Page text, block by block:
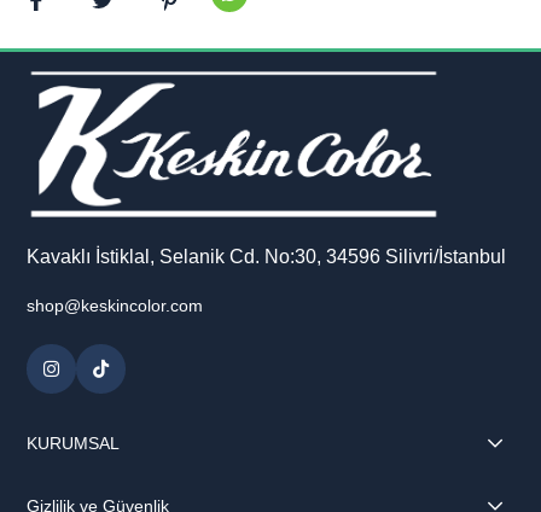
Kavaklı İstiklal, Selanik Cd. No:30, 34596 Silivri/İstanbul
shop@keskincolor.com
KURUMSAL
Gizlilik ve Güvenlik